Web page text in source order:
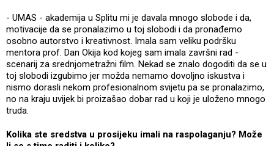
- UMAS - akademija u Splitu mi je davala mnogo slobode i da,
motivacije da se pronalazimo u toj slobodi i da pronađemo
osobno autorstvo i kreativnost. Imala sam veliku podršku
mentora prof. Dan Okija kod kojeg sam imala završni rad -
scenarij za srednjometražni film. Nekad se znalo dogoditi da se u
toj slobodi izgubimo jer možda nemamo dovoljno iskustva i
nismo dorasli nekom profesionalnom svijetu pa se pronalazimo,
no na kraju uvijek bi proizašao dobar rad u koji je uloženo mnogo
truda.
Kolika ste sredstva u prosijeku imali na raspolaganju? Može